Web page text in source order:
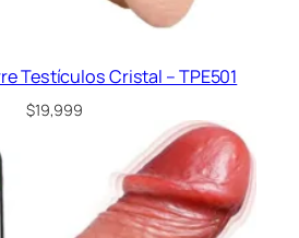
Testículos Cristal – TPE501
$19,999